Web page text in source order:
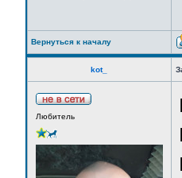
Вернуться к началу
kot_
Любитель